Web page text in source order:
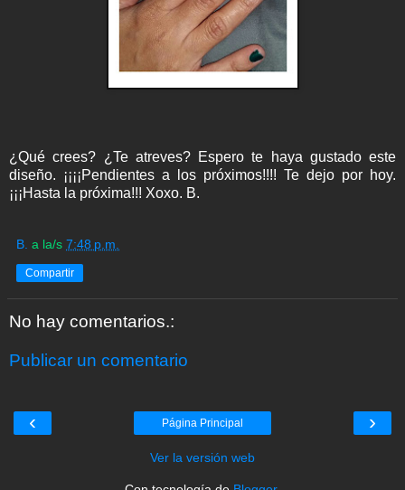
¿Qué crees? ¿Te atreves? Espero te haya gustado este
diseño. ¡¡¡¡Pendientes a los próximos!!!! Te dejo por hoy.
¡¡¡Hasta la próxima!!! Xoxo. B.
B. a la/s 7:48 p.m.
Compartir
No hay comentarios.:
Publicar un comentario
‹ ›
Página Principal
Ver la versión web